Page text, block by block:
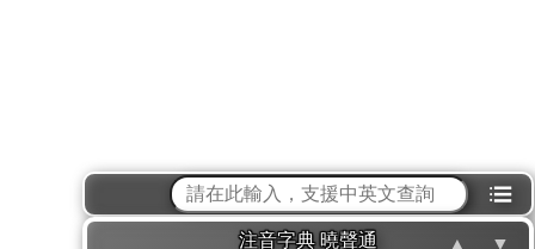
⁝☰
注音字典 曉聲通 ▲ ▼